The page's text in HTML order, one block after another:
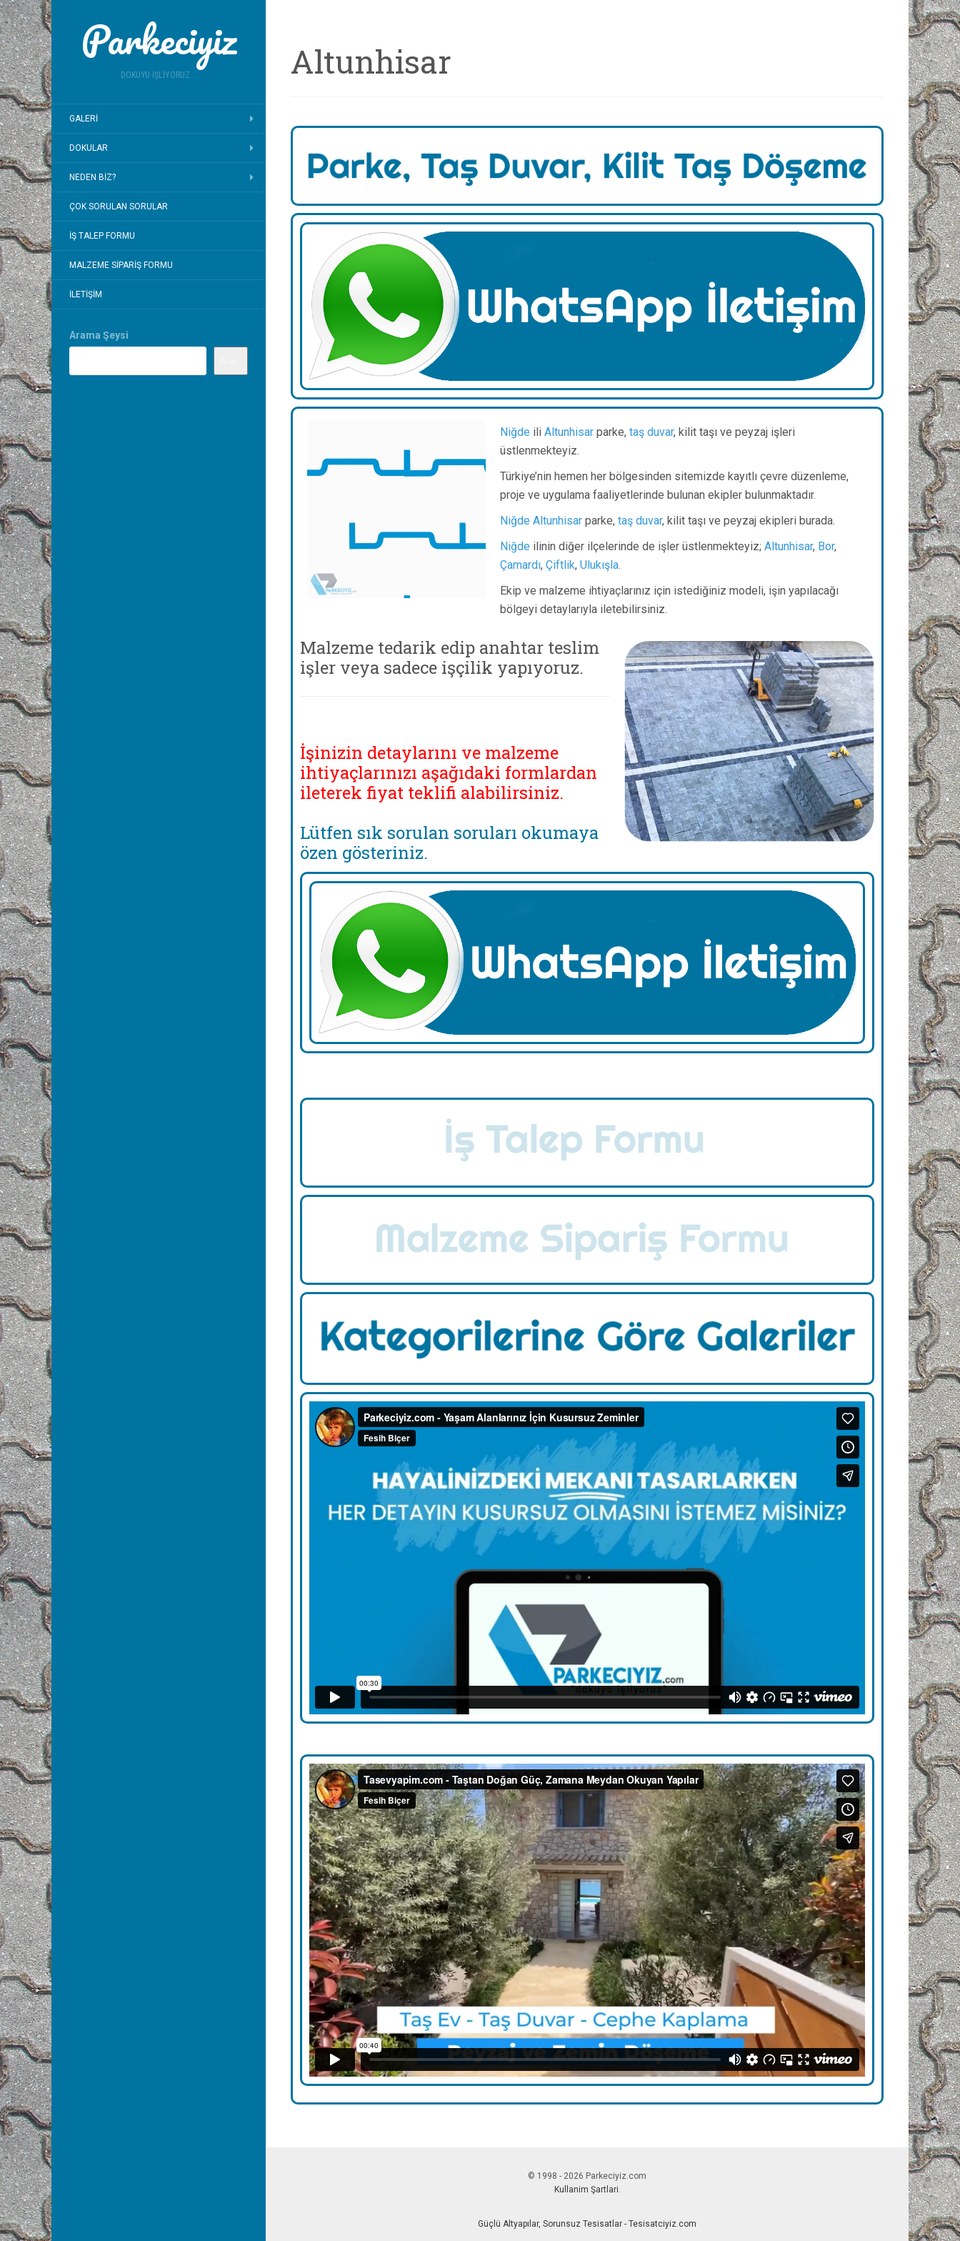
Parkeciyiz
DOKUYU İŞLIYORUZ...
GALERI
DOKULAR
NEDEN BIZ?
ÇOK SORULAN SORULAR
İŞ TALEP FORMU
MALZEME SIPARIŞ FORMU
İLETIŞIM
Arama Şeysi
Altunhisar
Niğde ili Altunhisar parke, taş duvar, kilit taşı ve peyzaj işleri
üstlenmekteyiz.
Türkiye’nin hemen her bölgesinden sitemizde kayıtlı çevre düzenleme,
proje ve uygulama faaliyetlerinde bulunan ekipler bulunmaktadır.
Niğde Altunhisar parke, taş duvar, kilit taşı ve peyzaj ekipleri burada.
Niğde ilinin diğer ilçelerinde de işler üstlenmekteyiz; Altunhisar, Bor,
Çamardı, Çiftlik, Ulukışla.
Ekip ve malzeme ihtiyaçlarınız için istediğiniz modeli, işin yapılacağı
bölgeyi detaylarıyla iletebilirsiniz.
Malzeme tedarik edip anahtar teslim
işler veya sadece işçilik yapıyoruz.
İşinizin detaylarını ve malzeme
ihtiyaçlarınızı aşağıdaki formlardan
ileterek fiyat teklifi alabilirsiniz.
Lütfen sık sorulan soruları okumaya
özen gösteriniz.
© 1998 - 2026 Parkeciyiz.com
Kullanim Şartlari
Güçlü Altyapılar, Sorunsuz Tesisatlar - Tesisatciyiz.com